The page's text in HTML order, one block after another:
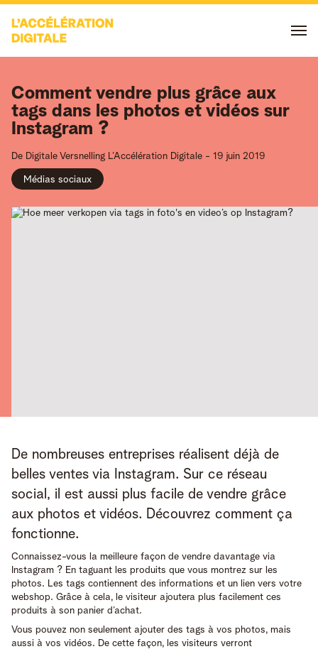
Comment vendre plus grâce aux
tags dans les photos et vidéos sur
Instagram ?
De Digitale Versnelling L’Accélération Digitale - 19 juin 2019
Médias sociaux
De nombreuses entreprises réalisent déjà de
belles ventes via Instagram. Sur ce réseau
social, il est aussi plus facile de vendre grâce
aux photos et vidéos. Découvrez comment ça
fonctionne.
Connaissez-vous la meilleure façon de vendre davantage via
Instagram ? En taguant les produits que vous montrez sur les
photos. Les tags contiennent des informations et un lien vers votre
webshop. Grâce à cela, le visiteur ajoutera plus facilement ces
produits à son panier d’achat.
Vous pouvez non seulement ajouter des tags à vos photos, mais
aussi à vos vidéos. De cette façon, les visiteurs verront